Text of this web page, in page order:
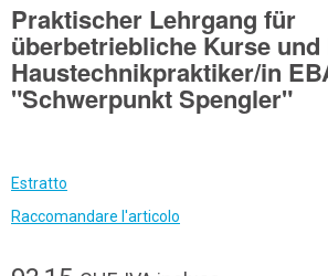
Praktischer Lehrgang für
überbetriebliche Kurse
Haustechnikpraktiker/in
"Schwerpunkt Spengler"
Estratto
Raccomandare l'articolo